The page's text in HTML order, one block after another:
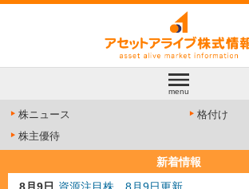
menu
株ニュース
格付け
株主優待
新着情報
8月9日 資源注目株 8月9日更新